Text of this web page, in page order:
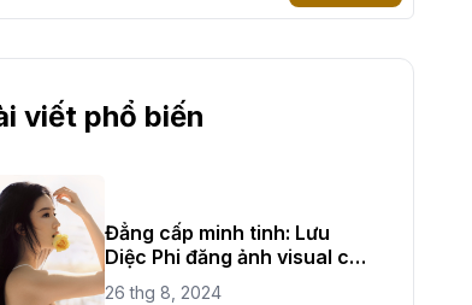
viết phổ biến
Đẳng cấp minh tinh: Lưu
Diệc Phi đăng ảnh visual cực
đỉnh
26 thg 8, 2024